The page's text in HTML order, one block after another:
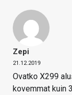
Zepi
21.12.2019
Ovatko X299
kovemmat kuin